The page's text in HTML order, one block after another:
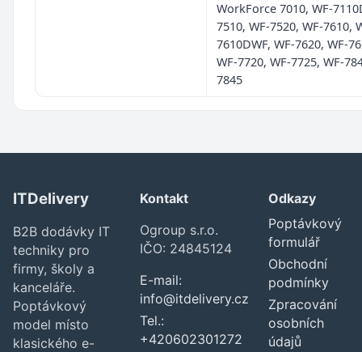
WorkForce 7010, WF-
7510, WF-7520, WF-7610,
7610DWF, WF-7620, WF-
WF-7720, WF-7725, WF-
7845
ITDelivery
B2B dodávky IT
techniky pro
firmy, školy a
kanceláře.
Poptávkový
model místo
klasického e-
Kontakt
Ogroup s.r.o.
IČO: 24845124
E-mail:
info@itdelivery.cz
Tel.:
+420602301272
Odkazy
Poptávkový
formulář
Obchodní
podmínky
Zpracování
osobních
údajů